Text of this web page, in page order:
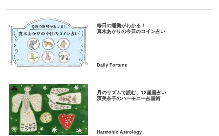
毎日の運勢がわかる！
月のリズムで読む、12星座占い